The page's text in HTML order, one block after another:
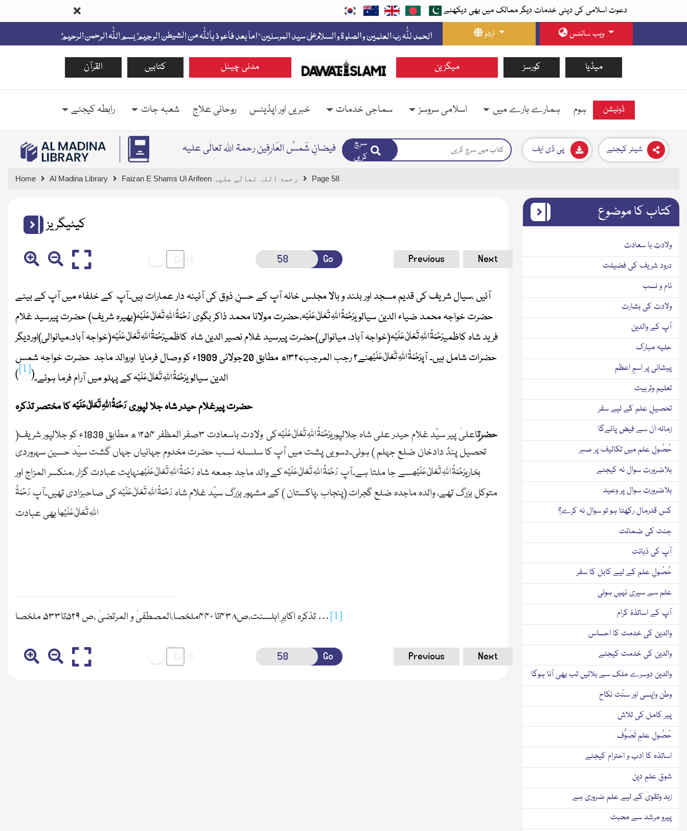
دعوت اسلامی کی دینی خدمات دیگر ممالک میں بھی دیکھئے
اردو
ویب سائٹس
القرآن کتابیں مدنی چینل میگزین کورسز میڈیا
ہوم ہمارے بارے میں اسلامی سروسز سماجی خدمات خبریں اور اپڈیٹس روحانی علاج شعبہ جات رابطہ کیجئے ڈونیشن
فیضانِ شَمسُ العَارِفِین رحمۃ اللہ تعالٰی علیہ
سرچ
کریں
پی ڈی ایف شیئر کیجئے
Home Al Madina Library Faizan E Shams Ul Arifeen رحمۃ اللہ تعالٰی علیہ Page 58
کیٹیگریز
Go Previous Next
آئیں ،سیال شریف کی قدیم مسجد اور بلند و بالا مجلس خانہ آپ کے حسنِ ذوق کی آئینہ دار عمارات ہیں۔آپ کے خلفاء میں آپ کے بیٹے
حضرت خواجہ محمد ضیاء الدین سیالویرَحْمَۃُ اللہِ تَعَالٰی عَلَیْہ،حضرت مولانا محمد ذاکر بگویرَحْمَۃُ اللہِ تَعَالٰی عَلَیْہ(بھیرہ شریف)حضرت پیرسید غلام
فرید شاہ کاظمیرَحْمَۃُ اللہِ تَعَالٰی عَلَیْہ(خواجہ آباد، میانوالی)حضرت پیرسید غلام نصیر الدین شاہ کاظمیرَحْمَۃُ اللہِ تَعَالٰی عَلَیْہ(خواجہ آباد،میانوالی)اوردیگر
حضرات شامل ہیں۔ آپرَحْمَۃُ اللہِ تَعَالٰی عَلَیْہ
نے۲ رجب المرجب۱۳۲۷ھ مطابق 20جولائی 1909ء کو وصال فرمایا اوروالد ماجد حضرت خواجہ شمس
الدین سیالویرَحْمَۃُ اللہِ تَعَالٰی عَلَیْہکےپہلو میں آرام فرما ہوئے۔(
[1]
)
حضرت پیرغلام حیدر شاہ جلا لپوریرَحْمَۃُاللّٰہِتَعَالٰی عَلَیْہکا مختصر تذکرہ
حضرتِاعلیٰ پیر سیّد غلام حیدر علی شاہ جلالپوریرَحْمَۃُ اللہِ تَعَالٰی عَلَیْہکی ولادت باسعادت ۳صفر المظفر ۱۲۵۴ ھ مطابق 1838ء کو جلالپور شریف
(
تحصیل پنڈ دادخان ضلع جہلم )ہوئی۔دسویں پشت میں آپ کا سلسلہ نسب حضرت مخدوم جہانیاں جہاں گشت سیّد حسین سہروردی
بخاریرَحْمَۃُ اللہِ تَعَالٰی عَلَیْہسے جا ملتا ہے۔آپرَحْمَۃُ اللہِ تَعَالٰی عَلَیْہکے والد ماجد جمعہ شاہرَحْمَۃُ اللہِ تَعَالٰی عَلَیْہنہایت عبادت گزار ،منکسر المزاج اور
متوکل بزرگ تھے، والدہ ماجدہ ضلع گجرات(پنجاب ،پاکستان )کے مشہور بزرگ سیّد غلام شاہرَحْمَۃُ اللہِ تَعَالٰی عَلَیْہکی صاحبزادی تھیں۔آپرَحْمَۃُ
اللہِ تَعَالٰی عَلَیْھابھی عبادت
[1]
…تذکرہ اکابرِ اہلسنت،ص۴۳۸تا ۴۴۰ملخصا،المصطفیٰ و المرتضیٰ ،ص ۵۲۹تا۵۳۳ ملخصا
Go Previous Next
کتاب کا موضوع
ولادتِ با سعادت
درود شریف کی فضیلت
نام و نسب
ولادت کی بشارت
آپ کے والدین
حلیہ مبارک
پیشانی پر اسمِ اعظم
تعلیم وتربیت
تحصیلِ علم کے لیے سفر
زمانہ ان سے فیض پائےگا
حُصُولِ علم میں تکالیف پر صبر
بلاضرورت سوال نہ کیجئے
بلاضرورت سوال پر وعید
کس قدرمال رکھتا ہو تو سوال نہ کرے؟
جنت کی ضمانت
آپ کی ذہانت
حُصُولِ علم كے لیے کابل کا سفر
علم سے سیری نہیں ہوئی
آپ کے اساتذۂ کرام
والدین کی خدمت کا احساس
والدین کی خدمت کیجئے
والدین دوسرے ملک سے بلائیں تب بھی آنا ہوگا
وطن واپسی اور سنّت نکاح
پیر کامل کی تلاش
حُصُولِ علمِ تَصَوُّف
اساتذہ کا ادب و احترام کیجئے
شوقِ علمِ دین
زہد وتقویٰ کے لیے علم ضروری ہے
پیرو مرشد سے محبت